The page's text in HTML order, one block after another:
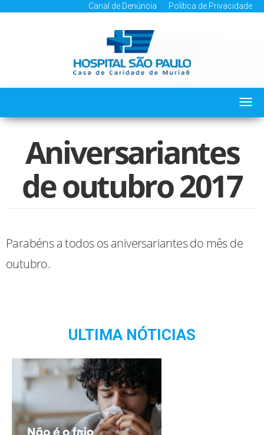
Canal de Denúncia Política de Privacidade
Aniversariantes
de outubro 2017
Parabéns a todos os aniversariantes do mês de
outubro.
ULTIMA NÓTICIAS